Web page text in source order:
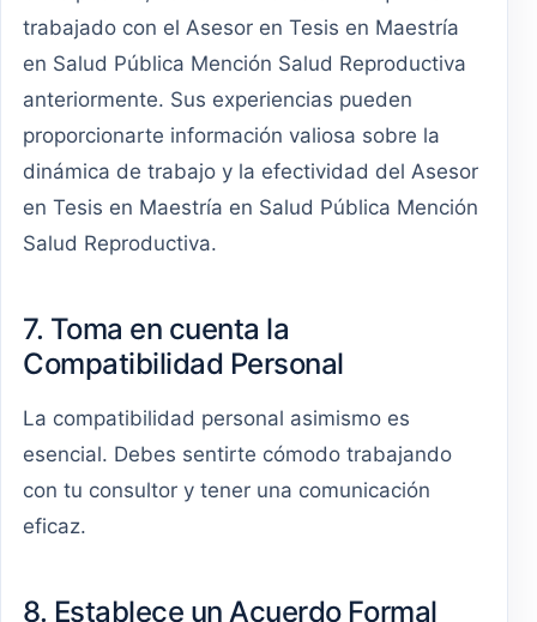
trabajado con el Asesor en Tesis en Maestría
en Salud Pública Mención Salud Reproductiva
anteriormente. Sus experiencias pueden
proporcionarte información valiosa sobre la
dinámica de trabajo y la efectividad del Asesor
en Tesis en Maestría en Salud Pública Mención
Salud Reproductiva.
7. Toma en cuenta la
Compatibilidad Personal
La compatibilidad personal asimismo es
esencial. Debes sentirte cómodo trabajando
con tu consultor y tener una comunicación
eficaz.
8. Establece un Acuerdo Formal